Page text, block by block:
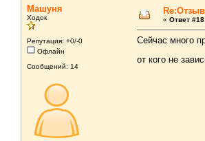
Машуня
Ходок
Репутация: +0/-0
Офлайн
Сообщений: 14
« Ответ
Сейчас много
от кого не